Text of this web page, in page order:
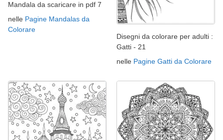
Mandala da scaricare in pdf 7
nelle Pagine Mandalas da
Colorare
Disegni da colorare per adulti :
Gatti - 21
nelle Pagine Gatti da Colorare